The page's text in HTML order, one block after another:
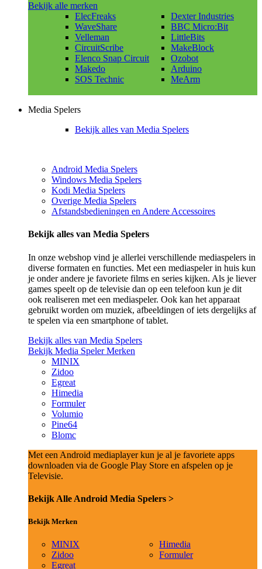
Bekijk alle merken
ElecFreaks
WaveShare
Velleman
CircuitScribe
Elenco Snap Circuit
Makedo
SOS Technic
Dexter Industries
BBC Micro:Bit
LittleBits
MakeBlock
Ozobot
Arduino
MeArm
Media Spelers
Bekijk alles van Media Spelers
Android Media Spelers
Windows Media Spelers
Kodi Media Spelers
Overige Media Spelers
Afstandsbedieningen en Andere Accessoires
Bekijk alles van Media Spelers
In onze webshop vind je allerlei verschillende mediaspelers in
diverse formaten en functies. Met een mediaspeler in huis kun
je onder andere je favoriete films en series kijken. Als je liever
games speelt op de televisie dan op een telefoon kun je dit
ook realiseren met een mediaspeler. Ook kan het apparaat
gebruikt worden om muziek, afbeeldingen of iets dergelijks af
te spelen via een smartphone of tablet.
Bekijk alles van Media Spelers
Bekijk Media Speler Merken
MINIX
Zidoo
Egreat
Himedia
Formuler
Volumio
Pine64
Blomc
Met een Android mediaplayer kun je al je favoriete apps
downloaden via de Google Play Store en afspelen op je
Televisie.
Bekijk Alle Android Media Spelers >
Bekijk Merken
MINIX
Zidoo
Egreat
Himedia
Formuler